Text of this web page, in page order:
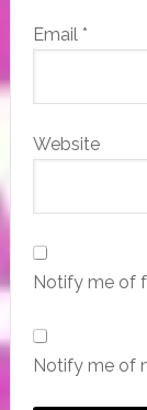
Email *
Website
Notify me of
Notify me of